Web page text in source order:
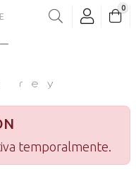
Buscar
0
temporalmente.